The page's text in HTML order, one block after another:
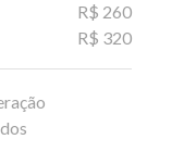
R$ 260
R$ 320